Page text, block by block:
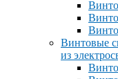
Винтовые
из